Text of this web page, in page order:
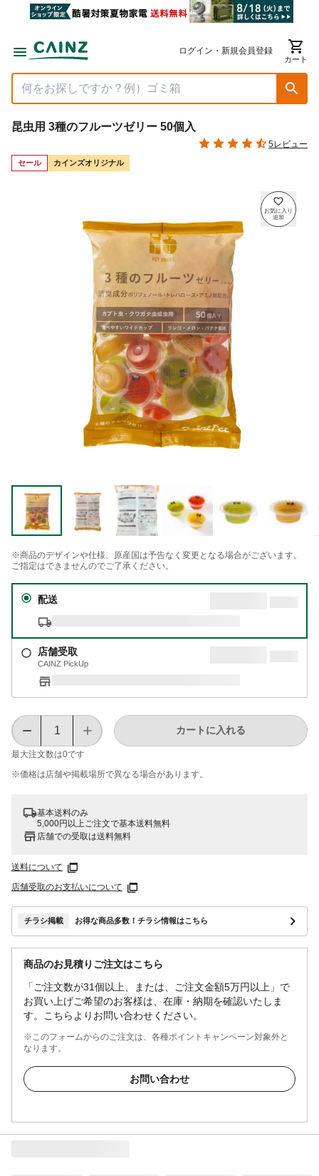
ログイン・新規会員登録
カート
昆虫用 3種のフルーツゼリー 50個入
5レビュー
セール カインズオリジナル
※商品のデザインや仕様、原産国は予告なく変更となる場合がございます。
ご指定はできませんのでご了承ください。
配送
店舗受取
CAINZ PickUp
最大注文数は0です
カートに入れる
※価格は​店舗や​掲載場所で​異なる​場合が​あります。
基本送料のみ
5,000円以上ご注文で基本送料無料
店舗での受取は送料無料
送料について
店舗受取のお支払いについて
チラシ掲載 お得な商品多数！チラシ情報はこちら
商品のお見積りご注文はこちら
「ご注文数が31個以上、または、ご注文金額5万円以上」で
お買い上げご希望のお客様は、在庫・納期を確認いたしま
す。こちらよりお問い合わせください。
※このフォームからのご注文は、各種ポイントキャンペーン対象外と
なります。
お問い合わせ